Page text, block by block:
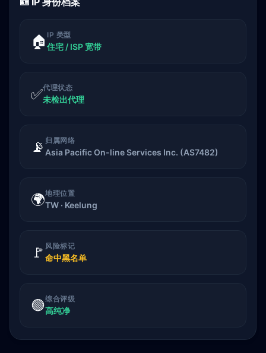
🏠 IP 类型
住宅 / ISP 宽带
✅代理状态
未检出代理
📡 归属网络
Asia Pacific On-line Services Inc. (AS7482)
🌍地理位置
TW · Keelung
🚩 风险标记
命中黑名单
🟢综合评级
高纯净